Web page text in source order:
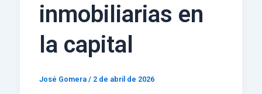
inmobiliarias en
la capital
José Gomera / 2 de abril de 2026